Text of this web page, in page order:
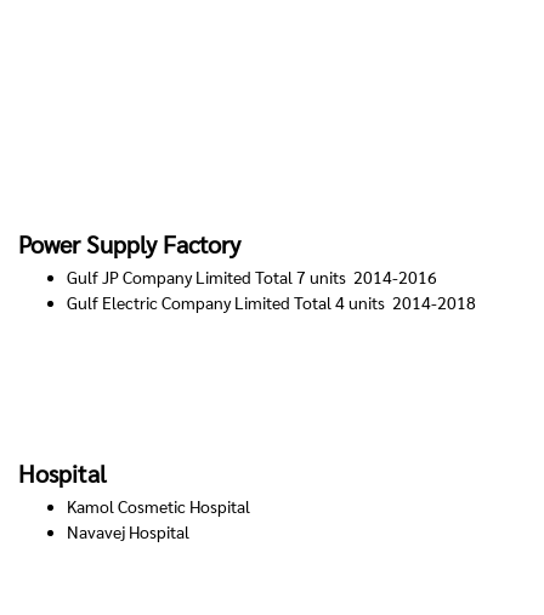
Power Supply Factory
Gulf JP Company Limited Total 7 units 2014-2016
Gulf Electric Company Limited Total 4 units 2014-2018
Hospital
Kamol Cosmetic Hospital
Navavej Hospital